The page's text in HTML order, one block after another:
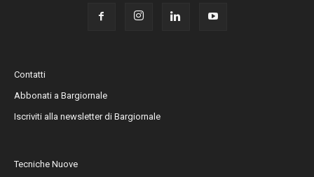
Contatti
Abbonati a Bargiornale
Iscriviti alla newsletter di Bargiornale
Tecniche Nuove